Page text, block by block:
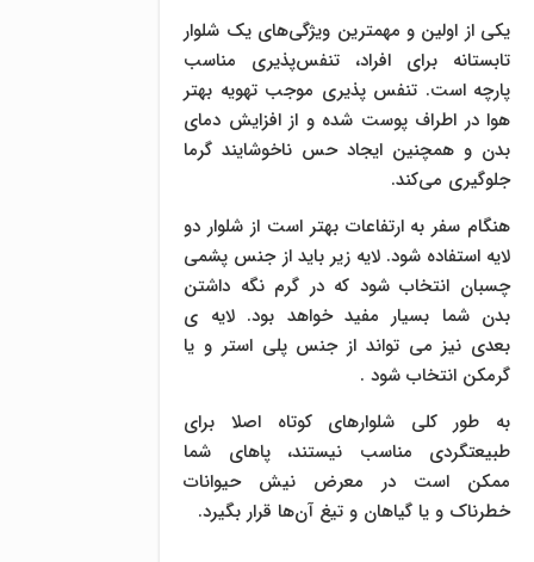
یکی از اولین و مهمترین ویژگی‌های یک شلوار
تابستانه برای افراد، تنفس‌پذیری مناسب
پارچه است. تنفس پذیری موجب تهویه بهتر
هوا در اطراف پوست شده و از افزایش دمای
بدن و همچنین ایجاد حس ناخوشایند گرما
جلوگیری می‌کند.
هنگام سفر به ارتفاعات بهتر است از شلوار دو
لایه استفاده شود. لایه زیر باید از جنس پشمی
چسبان انتخاب شود که در گرم نگه داشتن
بدن شما بسیار مفید خواهد بود. لایه ی
بعدی نیز می تواند از جنس پلی استر و یا
گرمکن انتخاب شود .
به طور کلی شلوارهای کوتاه اصلا برای
طبیعتگردی مناسب نیستند، پاهای شما
ممکن است در معرض نیش حیوانات
خطرناک و یا گیاهان و تیغ آن‌ها قرار بگیرد.